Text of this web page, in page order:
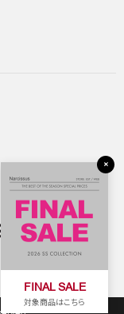
FINAL SALE
対象商品はこちら
×